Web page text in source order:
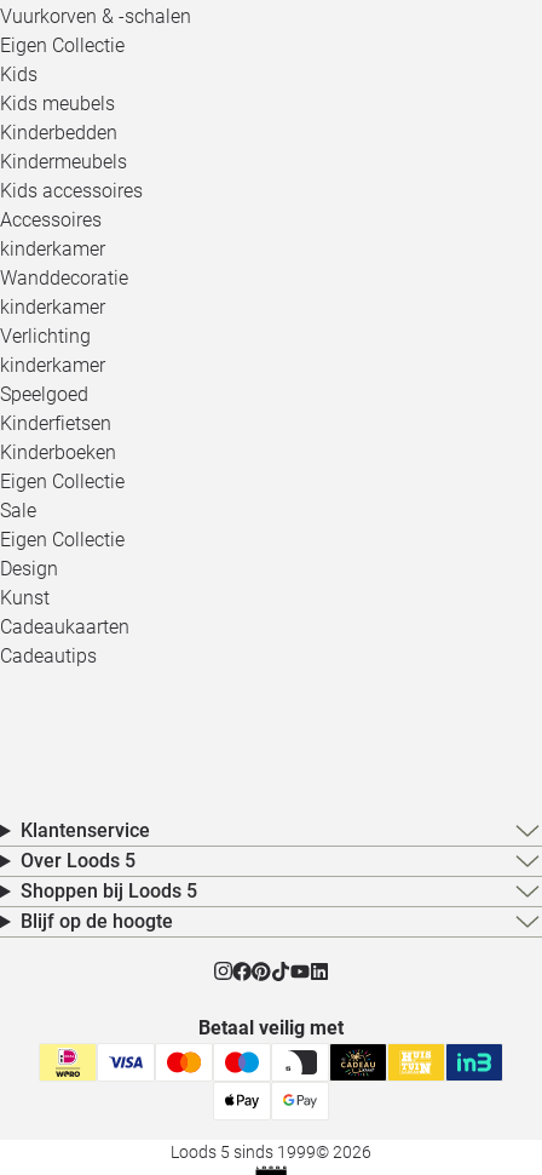
Vuurkorven & -schalen
Eigen Collectie
Kids
Kids meubels
Kinderbedden
Kindermeubels
Kids accessoires
Accessoires
kinderkamer
Wanddecoratie
kinderkamer
Verlichting
kinderkamer
Speelgoed
Kinderfietsen
Kinderboeken
Eigen Collectie
Sale
Eigen Collectie
Design
Kunst
Cadeaukaarten
Cadeautips
Klantenservice
Over Loods 5
Shoppen bij Loods 5
Blijf op de hoogte
Betaal veilig met
Loods 5 sinds 1999© 2026